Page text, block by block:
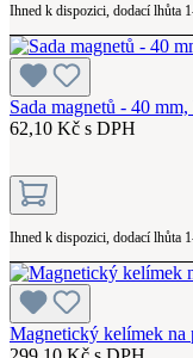
Ihned k dispozici, dodací lhůta
Sada magnetů - 40
62,10 Kč s DPH
Ihned k dispozici, dodací lhůta
Magnetický kelímek na